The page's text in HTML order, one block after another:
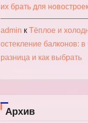
их брать для
admin к Тёплое и
остекление балконов: в
разница и как выбрать
Архив